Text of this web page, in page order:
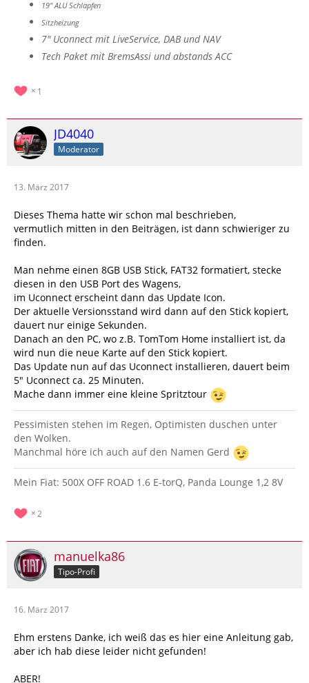
19" ALU Schlapfen
Sitzheizung
7" Uconnect mit LiveService, DAB und NAV
Tech Paket mit BremsAssi und abstands ACC
1
JD4040
Moderator
13. März 2017
Dieses Thema hatte wir schon mal beschrieben,
vermutlich mitten in den Beiträgen, ist dann schwieriger zu
finden.
Man nehme einen 8GB USB Stick, FAT32 formatiert, stecke
diesen in den USB Port des Wagens,
im Uconnect erscheint dann das Update Icon.
Der aktuelle Versionsstand wird dann auf den Stick kopiert,
dauert nur einige Sekunden.
Danach an den PC, wo z.B. TomTom Home installiert ist, da
wird nun die neue Karte auf den Stick kopiert.
Das Update nun auf das Uconnect installieren, dauert beim
5" Uconnect ca. 25 Minuten.
Mache dann immer eine kleine Spritztour
Pessimisten stehen im Regen, Optimisten duschen unter
den Wolken.
Manchmal höre ich auch auf den Namen Gerd
Mein Fiat: 500X OFF ROAD 1.6 E-torQ, Panda Lounge 1,2 8V
2
manuelka86
Tipo-Profi
16. März 2017
Ehm erstens Danke, ich weiß das es hier eine Anleitung gab,
aber ich hab diese leider nicht gefunden!
ABER!